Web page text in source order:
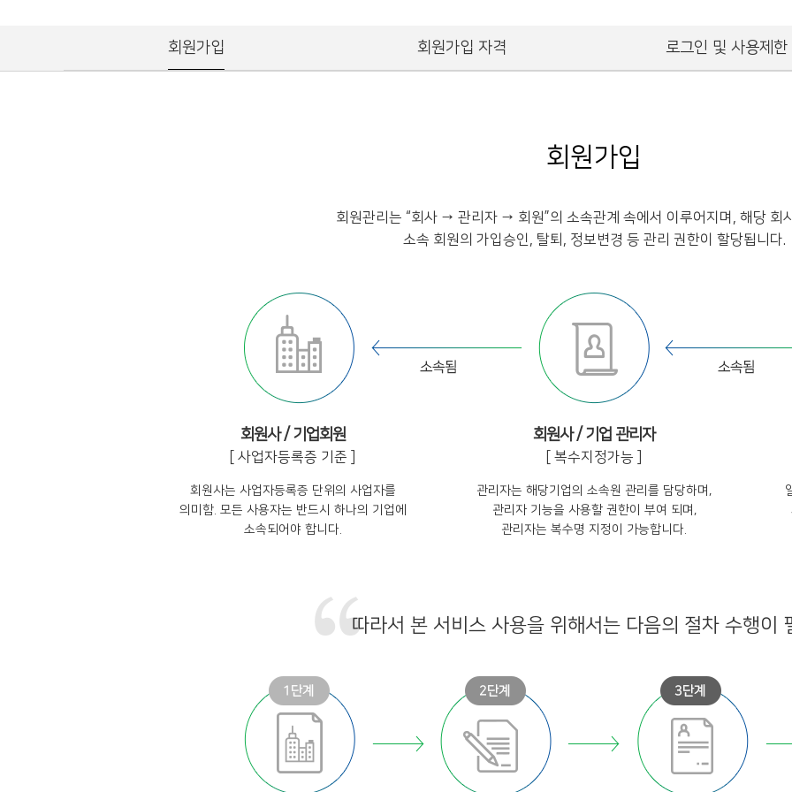
회원가입 회원가입 자격 로그인 및 사용제한
회원가입
회원관리는 “회사 → 관리자 → 회원”의 소속관계 속에서 이루어지며, 해당 회
소속 회원의 가입승인, 탈퇴, 정보변경 등 관리 권한이 할당됩니다.
회원사 / 기업회원
[ 사업자등록증 기준 ]
회원사는 사업자등록증 단위의 사업자를
의미함. 모든 사용자는 반드시 하나의 기업에
소속되어야 합니다.
회원사 / 기업 관리자
[ 복수지정가능 ]
관리자는 해당기업의 소속원 관리를 담당하며,
관리자 기능을 사용할 권한이 부여 되며,
관리자는 복수명 지정이 가능합니다.
따라서 본 서비스 사용을 위해서는 다음의 절차 수행이